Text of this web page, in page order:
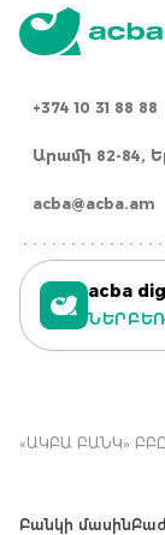
+374 10 31 88 88
Արամի 82-84,
acba@acba.am
acba
«ԱԿԲԱ ԲԱՆԿ»
Բանկի մասին